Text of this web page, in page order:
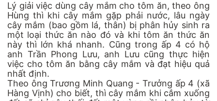
Lý giải việc dùng cây mắm cho tôm ăn, theo ông
Hùng thì khi cây mắm gặp phải nước, lâu ngày
cây mắm (bao gồm lá, thân) bị phân hủy sinh ra
một loại thức ăn nào đó và khi tôm ăn thức ăn
này thì lớn khá nhanh. Cũng trong ấp 4 có hộ
anh Trần Phong Lưu, anh Lưu cũng thực hiện
việc cho tôm ăn bằng cây mắm và đạt hiệu quả
nhất định.
Theo ông Trương Minh Quang - Trưởng ấp 4 (xã
Hàng Vịnh) cho biết, thì cây mắm khi cắm xuống